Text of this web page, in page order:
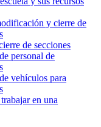
y cierre de
de secciones
personal de
vehículos para
en una